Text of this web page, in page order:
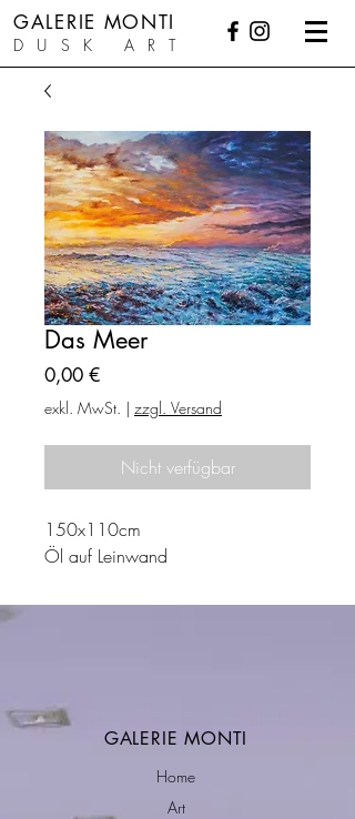
GALERIE MONTI
DUSK ART
Das Meer
0,00 €Preis
exkl. MwSt. | zzgl. Versand
Nicht verfügbar
150x110cm
Öl auf Leinwand
GALERIE MONTI
Home
Art